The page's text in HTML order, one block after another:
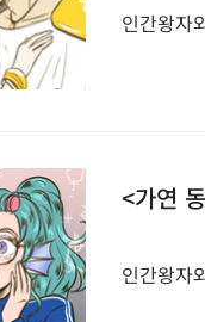
인간왕자
<가연
인간왕자